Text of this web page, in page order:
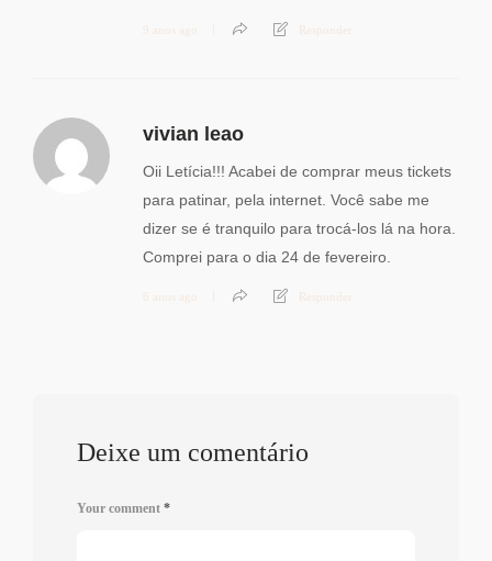
9 anos ago Responder
vivian leao
Oii Letícia!!! Acabei de comprar meus tickets
para patinar, pela internet. Você sabe me
dizer se é tranquilo para trocá-los lá na hora.
Comprei para o dia 24 de fevereiro.
6 anos ago Responder
Deixe um comentário
Your comment *